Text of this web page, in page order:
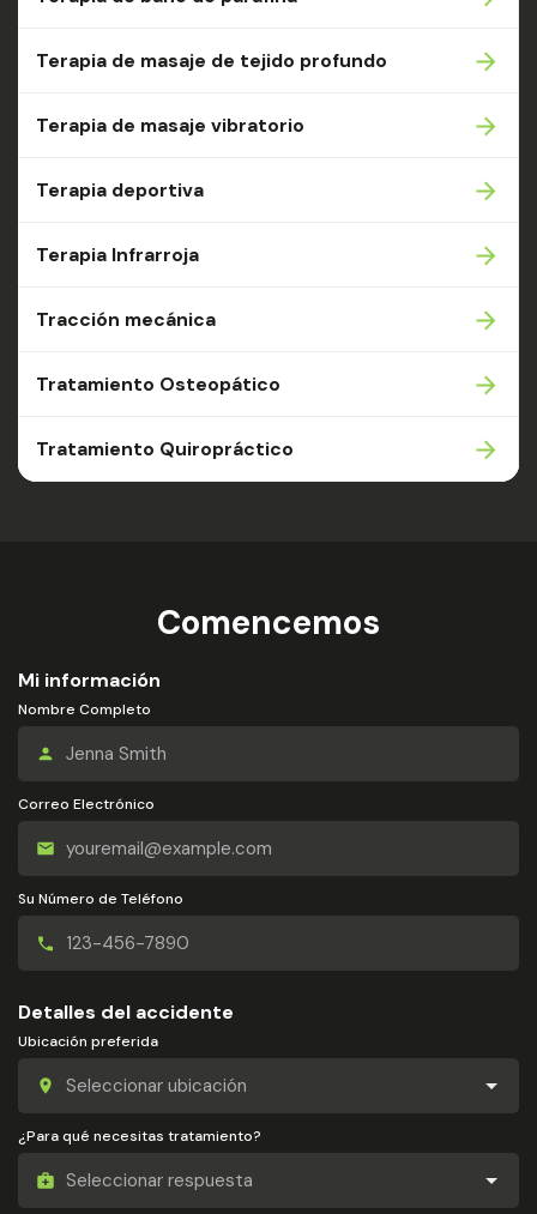
Terapia de masaje de tejido profundo
Terapia de masaje vibratorio
Terapia deportiva
Terapia Infrarroja
Tracción mecánica
Tratamiento Osteopático
Tratamiento Quiropráctico
Comencemos
Mi información
Nombre Completo
Correo Electrónico
Su Número de Teléfono
Detalles del accidente
Ubicación preferida
¿Para qué necesitas tratamiento?